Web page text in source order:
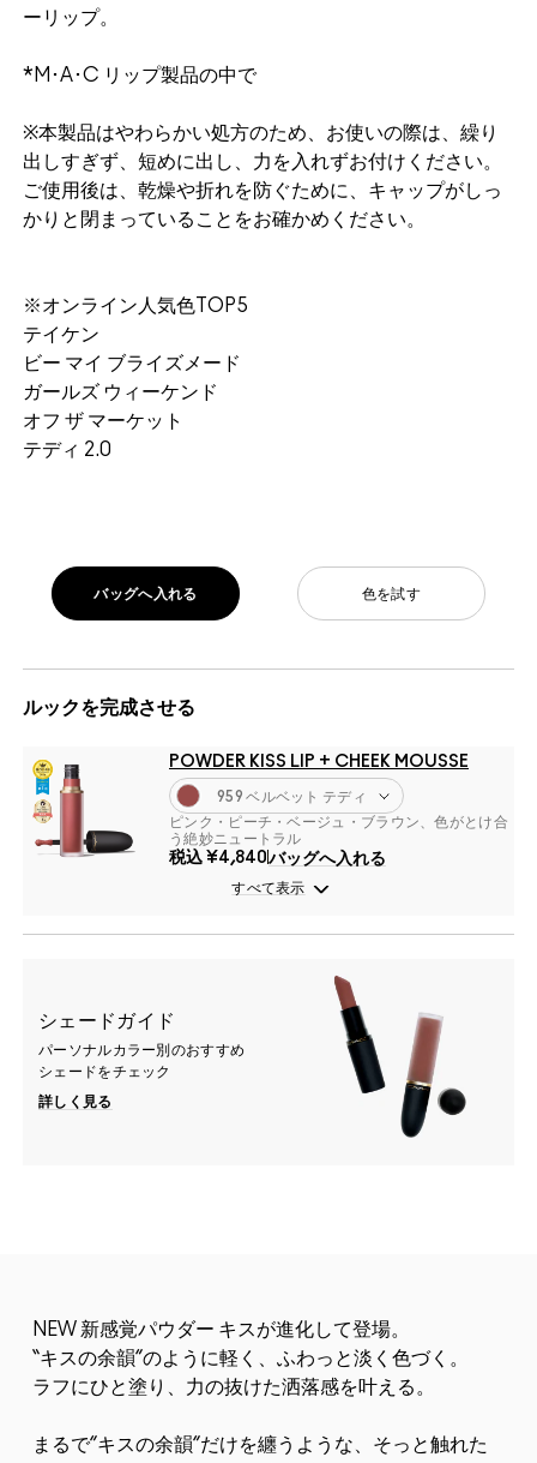
ーリップ。
*M･A･C リップ製品の中で
※本製品はやわらかい処方のため、お使いの際は、繰り
出しすぎず、短めに出し、力を入れずお付けください。
ご使用後は、乾燥や折れを防ぐために、キャップがしっ
かりと閉まっていることをお確かめください。
※オンライン人気色TOP5
テイケン
ビー マイ ブライズメード
ガールズ ウィーケンド
オフ ザ マーケット
テディ 2.0
ルックを完成させる
POWDER KISS LIP + CHEEK MOUSSE
959 ベルベット テディ
ピンク・ピーチ・ベージュ・ブラウン、色がとけ合
う絶妙ニュートラル
税込 ¥4,840バッグへ入れる
すべて表示
シェードガイド
パーソナルカラー別のおすすめ
シェードをチェック
詳しく見る
色を試す
バッグへ入れる
NEW 新感覚パウダー キスが進化して登場。
“キスの余韻”のように軽く、ふわっと淡く色づく。
ラフにひと塗り、力の抜けた洒落感を叶える。
まるで”キスの余韻”だけを纏うような、そっと触れた